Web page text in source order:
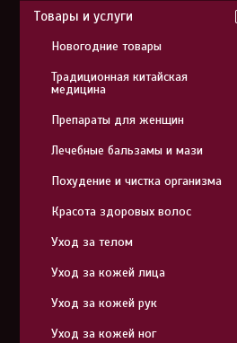
Товары и услуги
Новогодние товары
Традиционная китайская
медицина
Препараты для женщин
Лечебные бальзамы и мази
Похудение и чистка организма
Красота здоровых волос
Уход за телом
Уход за кожей лица
Уход за кожей рук
Уход за кожей ног